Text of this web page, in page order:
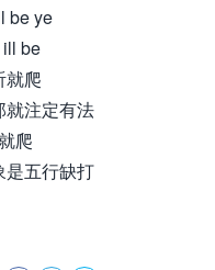
be ye
be
就爬
就注定有法
爬
是五行缺打